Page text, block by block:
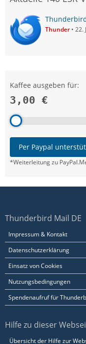
Thunder 22.
Kaffee ausgeben für:
3,00 €
Per Paypal
*Weiterleitung zu
Thunderbird Mail DE
Impressum & Kontakt
Datenschutzerklärung
Einsatz von Cookies
Nutzungsbedingungen
Spendenaufruf für
Hilfe zu dieser
Übersicht der Hilfe zur